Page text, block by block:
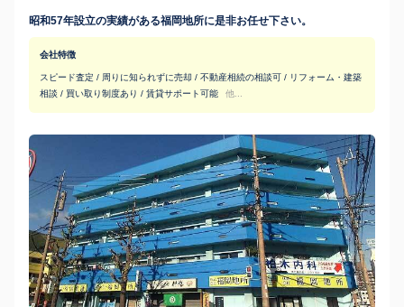
昭和57年設立の実績がある福岡地所に是非お任せ下さい。
会社特徴
スピード査定 / 周りに知られずに売却 / 不動産相続の相談可 / リフォーム・建築
相談 / 買い取り制度あり / 賃貸サポート可能
他...